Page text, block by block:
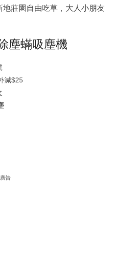
莊園自由吃草，大人小朋友
塵蟎吸塵機
減$25
廣告